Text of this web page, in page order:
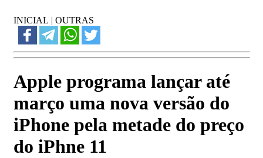
INICIAL | OUTRAS
Apple programa lançar até
março uma nova versão do
iPhone pela metade do preço
do iPhne 11